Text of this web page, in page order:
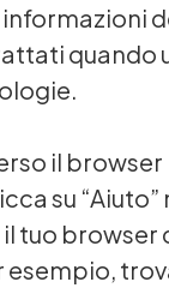
il browser
su
tuo